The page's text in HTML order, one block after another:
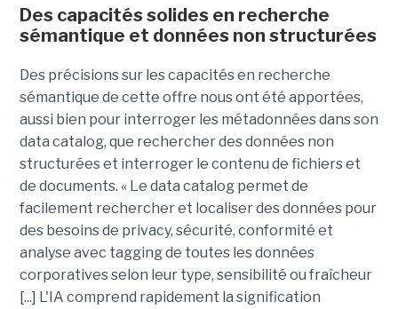
Des capacités solides en recherche
sémantique et données non structurées
Des précisions sur les capacités en recherche
sémantique de cette offre nous ont été apportées,
aussi bien pour interroger les métadonnées dans son
data catalog, que rechercher des données non
structurées et interroger le contenu de fichiers et
de documents. « Le data catalog permet de
facilement rechercher et localiser des données pour
des besoins de privacy, sécurité, conformité et
analyse avec tagging de toutes les données
corporatives selon leur type, sensibilité ou fraîcheur
[...] L'IA comprend rapidement la signification